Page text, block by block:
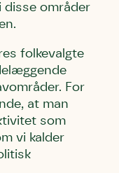
disse områder
folkevalgte
For
at man
som
vi kalder